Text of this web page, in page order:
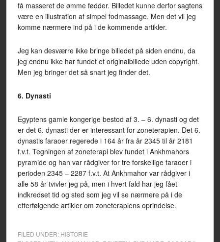
få masseret de ømme fødder. Billedet kunne derfor sagtens
være en illustration af simpel fodmassage. Men det vil jeg
komme nærmere ind på i de kommende artikler.
Jeg kan desværre ikke bringe billedet på siden endnu, da
jeg endnu ikke har fundet et originalbillede uden copyright.
Men jeg bringer det så snart jeg finder det.
6. Dynasti
Egyptens gamle kongerige bestod af 3. – 6. dynasti og det
er det 6. dynasti der er interessant for zoneterapien. Det 6.
dynastis faraoer regerede i 164 år fra år 2345 til år 2181
f.v.t. Tegningen af zoneterapi blev fundet i Ankhmahors
pyramide og han var rådgiver for tre forskellige faraoer i
perioden 2345 – 2287 f.v.t. At Ankhmahor var rådgiver i
alle 58 år tvivler jeg på, men i hvert fald har jeg fået
indkredset tid og sted som jeg vil se nærmere på i de
efterfølgende artikler om zoneterapiens oprindelse.
FILED UNDER: HISTORIE